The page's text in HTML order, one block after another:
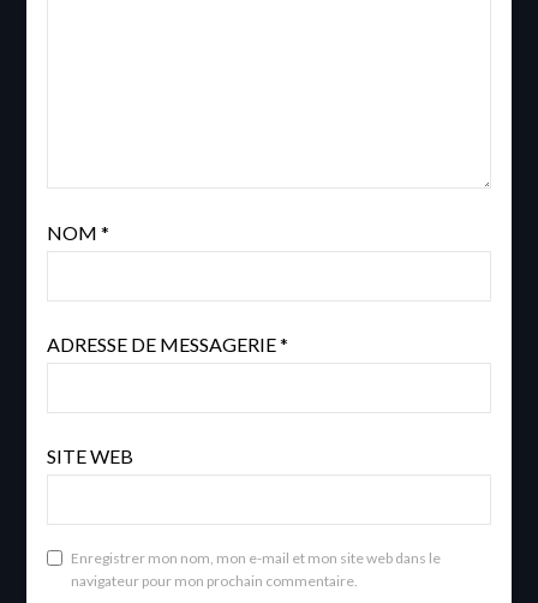
NOM *
ADRESSE DE MESSAGERIE*
SITE WEB
Enregistrer mon nom, mon e-mail et mon site web dans le
navigateur pour mon prochain commentaire.